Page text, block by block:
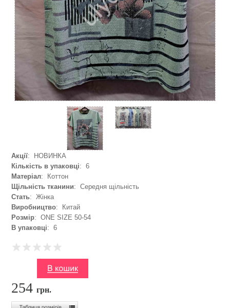
Акції: НОВИНКА
Кількість в упаковці: 6
Матеріал: Коттон
Щільність тканини: Середня щільність
Стать: Жінка
Виробництво: Китай
Розмір: ONE SIZE 50-54
В упаковці: 6
254грн.